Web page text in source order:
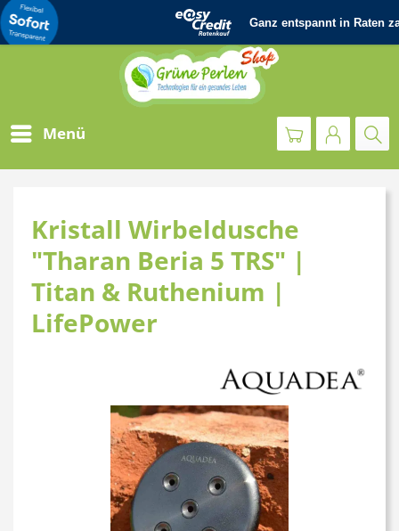
Menü
Kristall Wirbeldusche
"Tharan Beria 5 TRS" |
Titan & Ruthenium |
LifePower